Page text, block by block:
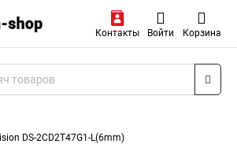
Контакты Войти Корзина
DS-2CD2T47G1-L(6mm)